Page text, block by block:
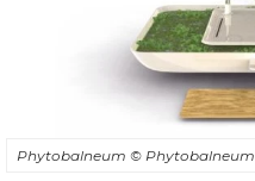
Phytobalneum © Phytobalneum